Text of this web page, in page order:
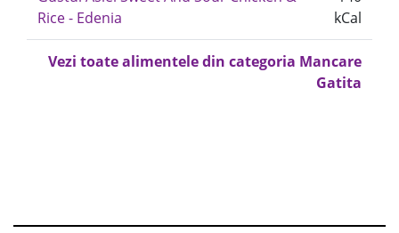
Rice - Edenia
kCal
Vezi toate alimentele din categoria Mancare
Gatita